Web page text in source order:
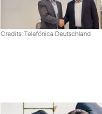
Credits: Telefónica Deutschland